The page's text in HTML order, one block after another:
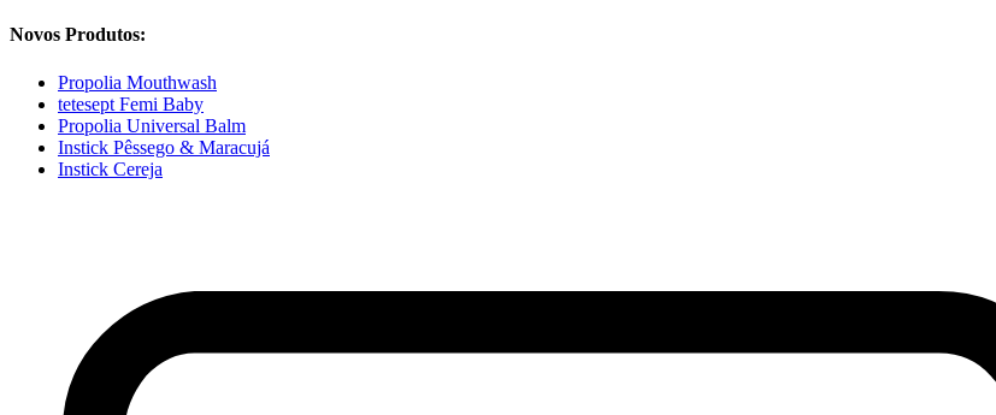
Novos Produtos:
Propolia Mouthwash
tetesept Femi Baby
Propolia Universal Balm
Instick Pêssego & Maracujá
Instick Cereja